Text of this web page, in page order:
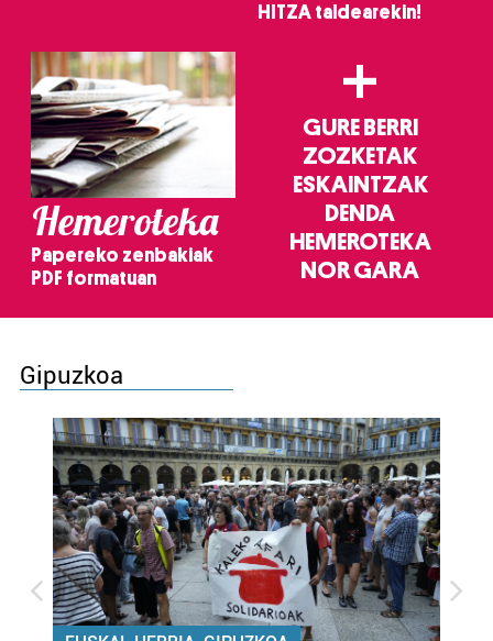
HITZA taldearekin!
Hemeroteka
Papereko zenbakiak
PDF formatuan
+
GURE BERRI
ZOZKETAK
ESKAINTZAK
DENDA
HEMEROTEKA
NOR GARA
Gipuzkoa